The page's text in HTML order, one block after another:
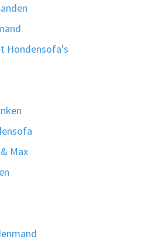
Hondensofa's
Max